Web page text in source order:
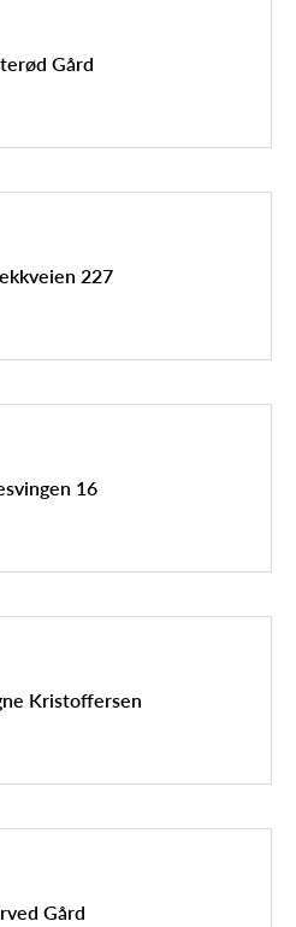
Gård
227
16
Kristoffersen
Gård